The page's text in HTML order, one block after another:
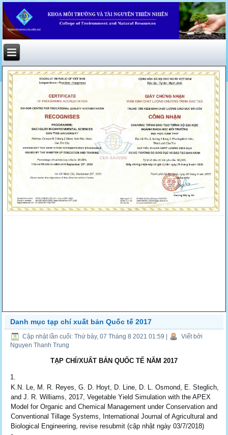
Danh mục tạp chí xuất bản Quốc tế 2017
Cập nhật lần cuối: Thứ bảy, 07 Tháng 8 2021 01:59
Viết bởi
Nguyen Thanh Trung
TẠP CHÍ/XUẤT BẢN QUỐC TẾ NĂM 2017
K.N. Le, M. R. Reyes, G. D. Hoyt, D. Line, D. L. Osmond, E. Steglich,
and J. R. Williams, 2017, Vegetable Yield Simulation with the APEX
Model for Organic and Chemical Management under Conservation and
Conventional Tillage Systems, International Journal of Agricultural and
Biological Engineering, revise resubmit (cập nhật ngày 03/7/2018)